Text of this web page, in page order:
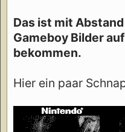
Das ist mit
Gameboy Bilder
bekommen.
Hier ein paar